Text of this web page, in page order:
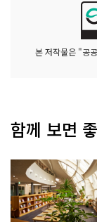
본 저작물은 "공
함께 보면